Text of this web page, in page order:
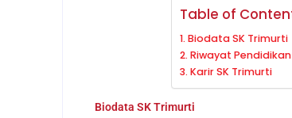
Table of
Biodata SK Trimurti
Riwayat
Karir SK Trimurti
Biodata SK Trimurti